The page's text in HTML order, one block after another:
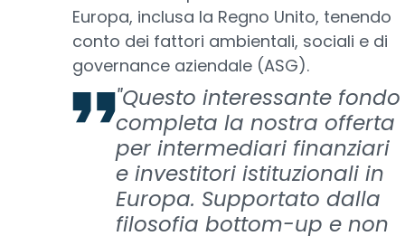
Europa, inclusa la Regno Unito, tenendo
conto dei fattori ambientali, sociali e di
governance aziendale (ASG).
"Questo interessante fondo
completa la nostra offerta
per intermediari finanziari
e investitori istituzionali in
Europa. Supportato dalla
filosofia bottom-up e non